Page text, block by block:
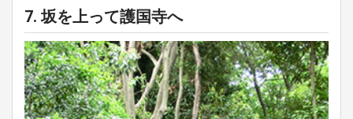
7. 坂を上って護国寺へ